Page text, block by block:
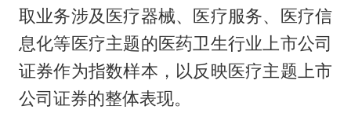
取业务涉及医疗器械、医疗服务、医疗信
息化等医疗主题的医药卫生行业上市公司
证券作为指数样本，以反映医疗主题上市
公司证券的整体表现。